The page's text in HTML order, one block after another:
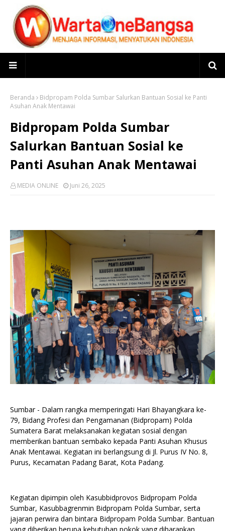
Beranda
Bidpropam Polda Sumbar Salurkan Bantuan Sosial ke Panti
Asuhan Anak Mentawai
Bidpropam Polda Sumbar
Salurkan Bantuan Sosial ke
Panti Asuhan Anak Mentawai
MEDIA ONLINE Juni 26, 2025
Sumbar - Dalam rangka memperingati Hari Bhayangkara ke-
79, Bidang Profesi dan Pengamanan (Bidpropam) Polda
Sumatera Barat melaksanakan kegiatan sosial dengan
memberikan bantuan sembako kepada Panti Asuhan Khusus
Anak Mentawai. Kegiatan ini berlangsung di Jl. Purus IV No. 8,
Purus, Kecamatan Padang Barat, Kota Padang.
Kegiatan dipimpin oleh Kasubbidprovos Bidpropam Polda
Sumbar, Kasubbagrenmin Bidpropam Polda Sumbar, serta
jajaran perwira dan bintara Bidpropam Polda Sumbar. Bantuan